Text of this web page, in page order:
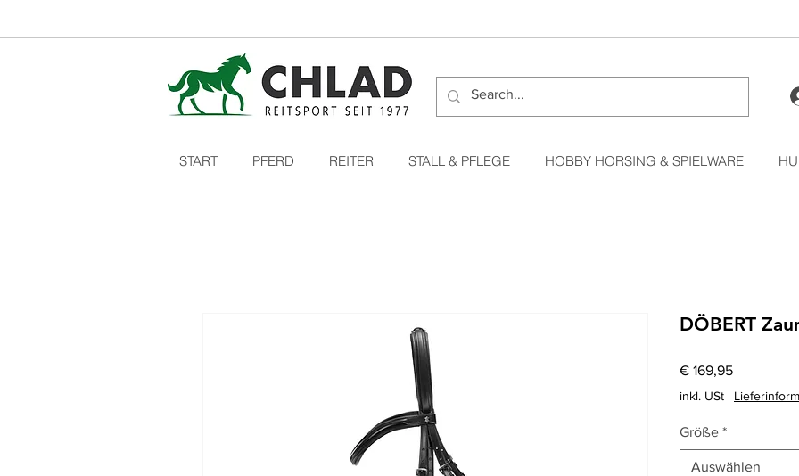
START PFERD REITER STALL & PFLEGE HOBBY HORSING & SPIELWARE
DÖBERT
€ 169,95Preis
inkl. USt |
Größe *
Auswählen